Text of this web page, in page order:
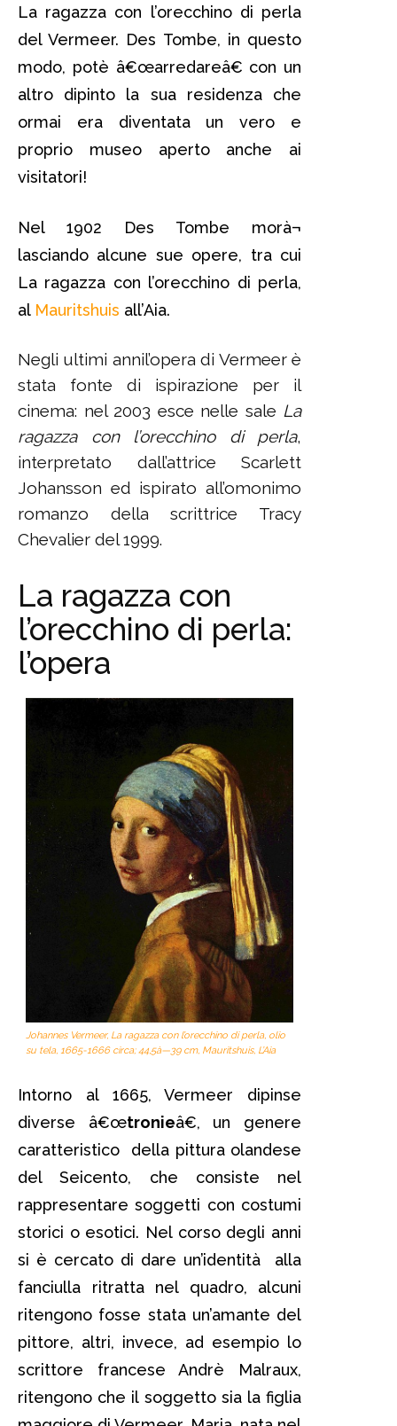
La ragazza con l’orecchino di perla
del Vermeer. Des Tombe, in questo
modo, potè â€œarredareâ€ con un
altro dipinto la sua residenza che
ormai era diventata un vero e
proprio museo aperto anche ai
visitatori!
Nel 1902 Des Tombe morà¬
lasciando alcune sue opere, tra cui
La ragazza con l’orecchino di perla,
al Mauritshuis all’Aia.
Negli ultimi annil’opera di Vermeer è
stata fonte di ispirazione per il
cinema: nel 2003 esce nelle sale La
ragazza con l’orecchino di perla,
interpretato dall’attrice Scarlett
Johansson ed ispirato all’omonimo
romanzo della scrittrice Tracy
Chevalier del 1999.
La ragazza con
l’orecchino di perla:
l’opera
Johannes Vermeer, La ragazza con l’orecchino di perla, olio
su tela, 1665-1666 circa; 44,5à—39 cm, Mauritshuis, L’Aia
Intorno al 1665, Vermeer dipinse
diverse â€œtronieâ€, un genere
caratteristico della pittura olandese
del Seicento, che consiste nel
rappresentare soggetti con costumi
storici o esotici. Nel corso degli anni
si è cercato di dare un’identità alla
fanciulla ritratta nel quadro, alcuni
ritengono fosse stata un’amante del
pittore, altri, invece, ad esempio lo
scrittore francese Andrè Malraux,
ritengono che il soggetto sia la figlia